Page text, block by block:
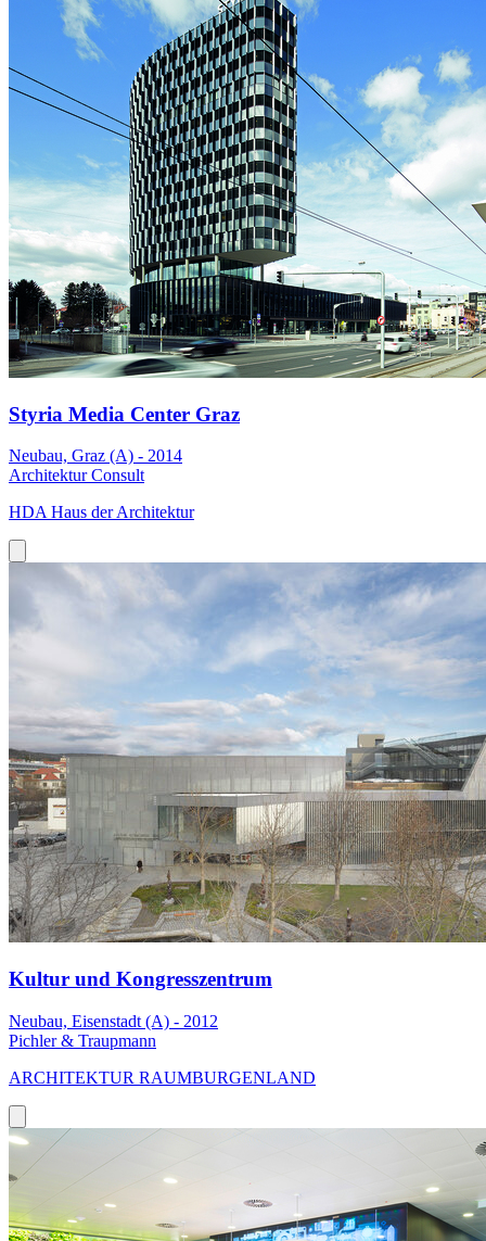
Styria Media Center Graz
Neubau, Graz (A) - 2014
Architektur Consult
HDA Haus der Architektur
Kultur und Kongresszentrum
Neubau, Eisenstadt (A) - 2012
Pichler & Traupmann
ARCHITEKTUR RAUMBURGENLAND